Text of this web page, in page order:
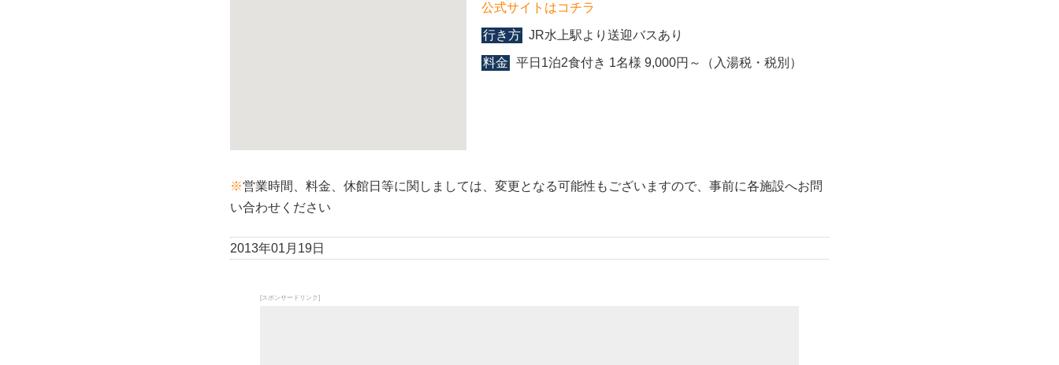
公式サイトはコチラ
行き方 JR水上駅より送迎バスあり
料金 平日1泊2食付き 1名様 9,000円～（入湯税・税別）
※営業時間、料金、休館日等に関しましては、変更となる可能性もございますので、事前に各施設へお問
い合わせください
2013年01月19日
[スポンサードリンク]